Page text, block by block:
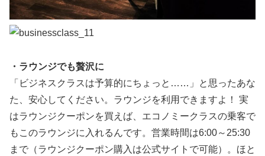
・ラウンジでも贅沢に
「ビジネスクラスは予算的にちょっと……」と思ったあな
た、安心してください。ラウンジを利用できますよ！ 実
はラウンジクーポンを買えば、エコノミークラスの乗客で
もこのラウンジに入れるんです。営業時間は6:00～25:30
まで（ラウンジクーポン購入は公式サイトで可能）。ほと